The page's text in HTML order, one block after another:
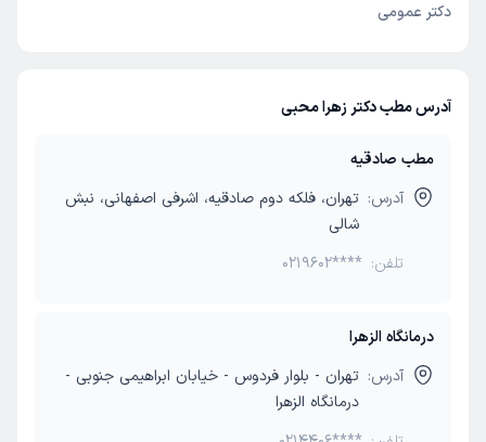
دکتر عمومی
آدرس مطب دکتر زهرا محبی
مطب صادقیه
آدرس: تهران، فلکه دوم صادقیه، اشرفی اصفهانی، نبش
شالی
تلفن: 0219602****
درمانگاه الزهرا
آدرس: تهران - بلوار فردوس - خیابان ابراهیمی جنوبی -
درمانگاه الزهرا